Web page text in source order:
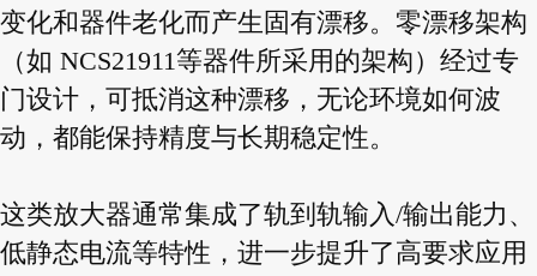
变化和器件老化而产生固有漂移。零漂移架构
（如 NCS21911等器件所采用的架构）经过专
门设计，可抵消这种漂移，无论环境如何波
动，都能保持精度与长期稳定性。
这类放大器通常集成了轨到轨输入/输出能力、
低静态电流等特性，进一步提升了高要求应用